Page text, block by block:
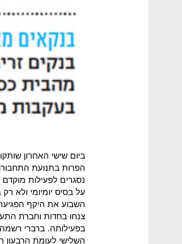
ביום שישי האחרון
הפרות בתנועת
נסגרים לפעילות
על בסיס יומיומי ולא
השבוע את היקף הפגיעה
צנחו בחדות וחברת
השלישי לעומת הרבעון